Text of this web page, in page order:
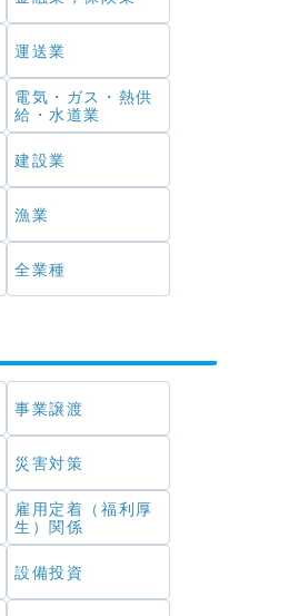
運送業
電気・ガス・熱供
給・水道業
建設業
漁業
全業種
事業譲渡
災害対策
雇用定着（福利厚
生）関係
設備投資